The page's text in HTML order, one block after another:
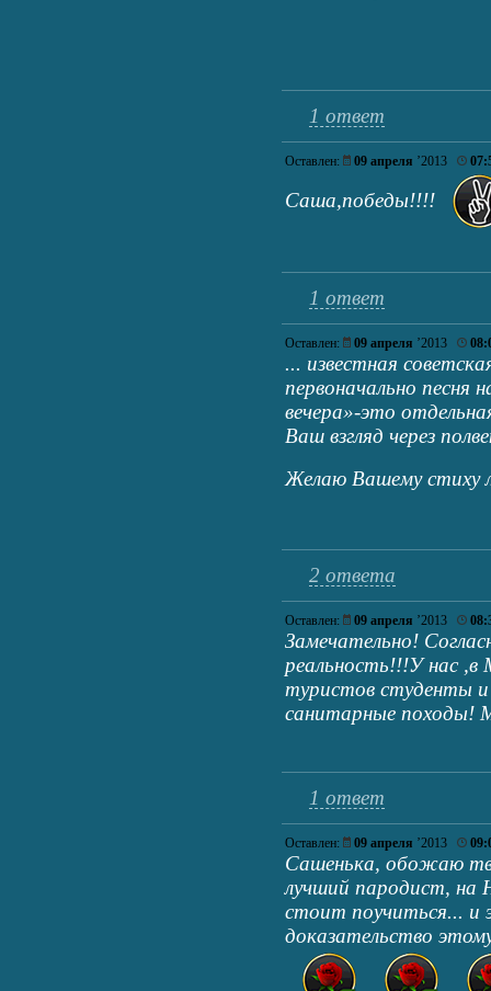
1 ответ
Оставлен: 09 апреля ’2013
Саша,победы!!!!
1 ответ
Оставлен: 09 апреля ’2013
... известная
первоначально песня
вечера»-это
Ваш взгляд через
Желаю Вашему стиху
2 ответа
Оставлен: 09 апреля ’2013
Замечательно!
реальность!!!У нас ,в
туристов студенты
санитарные походы!
1 ответ
Оставлен: 09 апреля ’2013
Сашенька, обожаю
лучший пародист, на
стоит поучиться... и
доказательство